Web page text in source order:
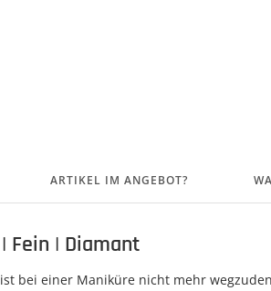
ARTIKEL IM ANGEBOT?
Fein | Diamant
bei einer Maniküre nicht mehr